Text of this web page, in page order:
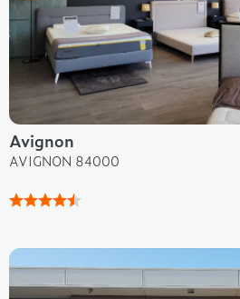
Avignon
AVIGNON 84000